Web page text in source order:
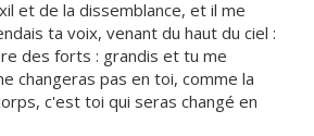
et de la dissemblance, et il me
ta voix, venant du haut du ciel :
des forts : grandis et tu me
changeras pas en toi, comme la
c'est toi qui seras changé en